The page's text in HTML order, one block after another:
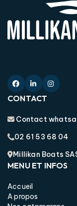
CONTACT
Contact
02 61 53 68 04
Millikan Boats
MENU ET INFOS
Accueil
A propos